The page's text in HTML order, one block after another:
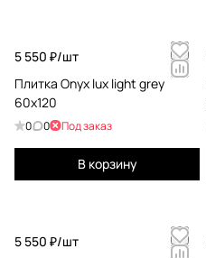
5 550 ₽/шт
Плитка Onyx lux light grey
60x120
0 0 Под заказ
В корзину
5 550 ₽/шт